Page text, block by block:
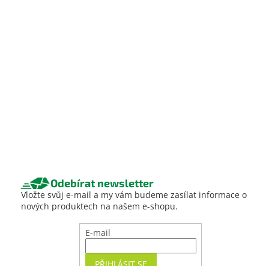
Odebírat newsletter
Vložte svůj e-mail a my vám budeme zasílat informace o
nových produktech na našem e-shopu.
E-mail